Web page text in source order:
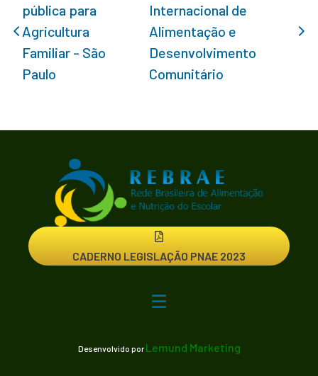
pública para
Agricultura
Familiar - São
Paulo
Internacional de
Alimentação e
Desenvolvimento
Comunitário
CADERNO LEGISLAÇÃO PNAE 2023
Desenvolvido por Lemund Marketing